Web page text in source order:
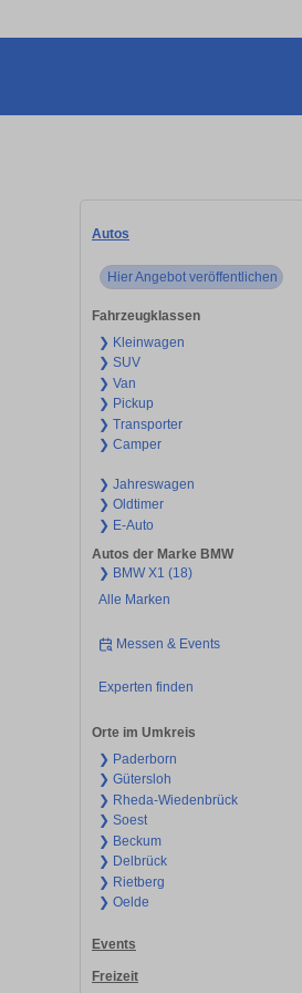
Autos
Hier Angebot veröffentlichen
Fahrzeugklassen
❯ Kleinwagen
❯ SUV
❯ Van
❯ Pickup
❯ Transporter
❯ Camper
❯ Jahreswagen
❯ Oldtimer
❯ E-Auto
Autos der Marke BMW
❯ BMW X1 (18)
Alle Marken
Messen & Events
Experten finden
Orte im Umkreis
❯ Paderborn
❯ Gütersloh
❯ Rheda-Wiedenbrück
❯ Soest
❯ Beckum
❯ Delbrück
❯ Rietberg
❯ Oelde
Events
Freizeit